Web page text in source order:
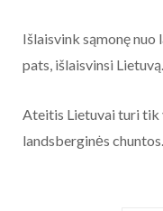
Išlaisvink sąmonę
pats, išlaisvinsi Lietuvą.
Ateitis Lietuvai turi tik
landsberginės chuntos.